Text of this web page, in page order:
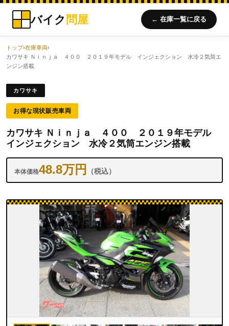
バイク 問屋 ← 在庫一覧に戻る
トップ›在庫車両›
カワサキ Ｎｉｎｊａ ４００ ２０１９年モデル インジェクション 水冷２気筒エ
ンジン搭載
カワサキ
お得な現状販売車両
カワサキ Ｎｉｎｊａ ４００ ２０１９年モデル
インジェクション 水冷２気筒エンジン搭載
本体価格48.8万円 （税込）